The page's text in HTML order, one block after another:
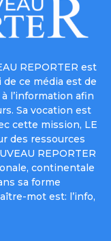
REPORTER est
de ce média est de
l’information afin
Sa vocation est
cette mission, LE
des ressources
REPORTER
continentale
sa forme
mot est: l’info,